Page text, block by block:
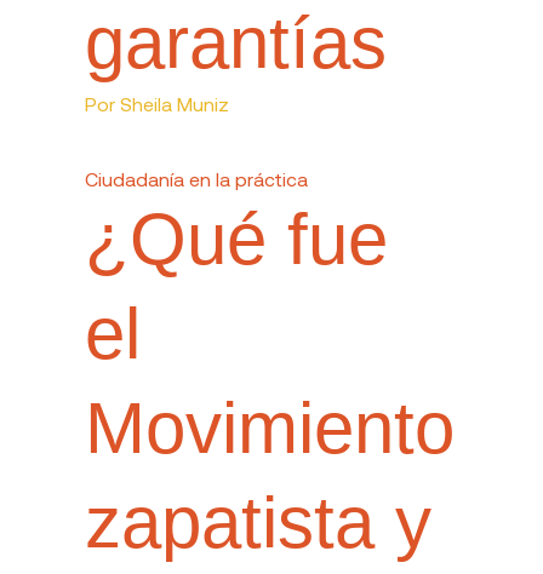
garantías
Por Sheila Muniz
Ciudadanía en la práctica
¿Qué fue
el
Movimiento
zapatista y